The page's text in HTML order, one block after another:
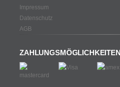
Impressum
Datenschutz
AGB
ZAHLUNGSMÖGLICHKEITEN